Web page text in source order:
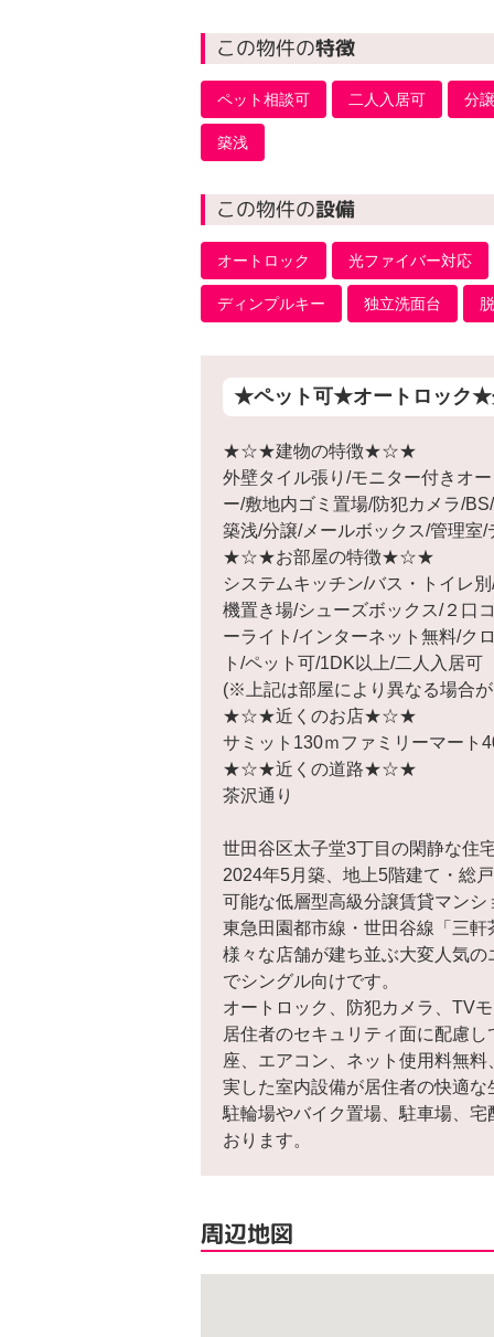
この物件の特徴
ペット相談可 二人入居可 分
築浅
この物件の設備
オートロック 光ファイバー対応
ディンプルキー 独立洗面台
★ペット可★オートロック
★☆★建物の特徴★☆★
外壁タイル張り/モニター付きオ
ー/敷地内ゴミ置場/防犯カメラ/
築浅/分譲/メールボックス/管理室
★☆★お部屋の特徴★☆★
システムキッチン/バス・トイレ
機置き場/シューズボックス/２口
ーライト/インターネット無料/ク
ト/ペット可/1DK以上/二人入居可
(※上記は部屋により異なる場合
★☆★近くのお店★☆★
サミット130ｍファミリーマート
★☆★近くの道路★☆★
茶沢通り
世田谷区太子堂3丁目の閑静な住
2024年5月築、地上5階建て・総
可能な低層型高級分譲賃貸マンシ
東急田園都市線・世田谷線「三
様々な店舗が建ち並ぶ大変人気
でシングル向けです。
オートロック、防犯カメラ、TV
居住者のセキュリティ面に配慮
座、エアコン、ネット使用料無
実した室内設備が居住者の快適
駐輪場やバイク置場、駐車場、
おります。
周辺地図